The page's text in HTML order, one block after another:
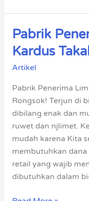
Pabrik
Kardus
Artikel
Pabrik Penerima
Rongsok! Terjun di
dibilang enak dan
ruwet dan njlimet.
mudah karena Kita
membutuhkan dana
retail yang wajib
dibutuhkan dalam
Pabrik
Penerima
Limbah
Kardus